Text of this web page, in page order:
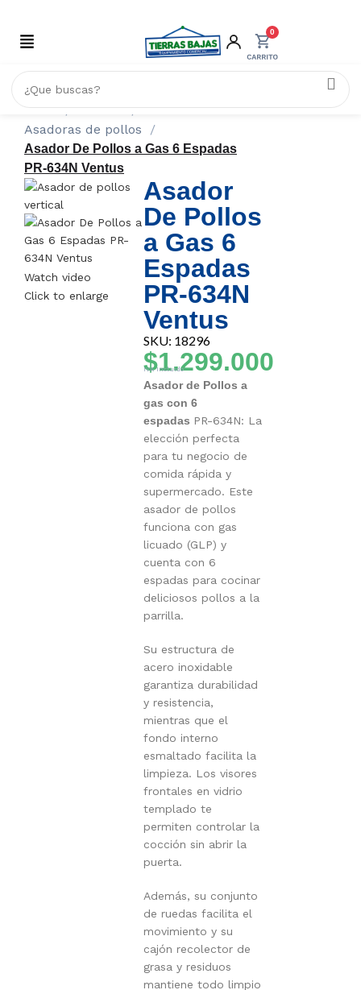
0
Inicio
CALOR
Asadoras de pollos
Asador De Pollos a Gas 6 Espadas
PR-634N Ventus
Watch video
Click to enlarge
Asador
De Pollos
a Gas 6
Espadas
PR-634N
Ventus
SKU: 18296
$1.299.000
IVA Incluido
Asador de Pollos a
gas con 6
espadas PR-634N: La
elección perfecta
para tu negocio de
comida rápida y
supermercado. Este
asador de pollos
funciona con gas
licuado (GLP) y
cuenta con 6
espadas para cocinar
deliciosos pollos a la
parrilla.
Su estructura de
acero inoxidable
garantiza durabilidad
y resistencia,
mientras que el
fondo interno
esmaltado facilita la
limpieza. Los visores
frontales en vidrio
templado te
permiten controlar la
cocción sin abrir la
puerta.
Además, su conjunto
de ruedas facilita el
movimiento y su
cajón recolector de
grasa y residuos
mantiene todo limpio